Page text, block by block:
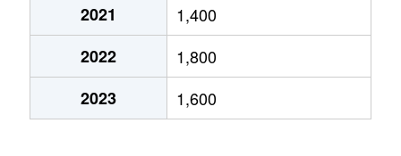
大字笠幡
450万円
大字笠幡
670万円
大字笠幡
670万円
2021
1,400
2022
1,800
2023
1,600